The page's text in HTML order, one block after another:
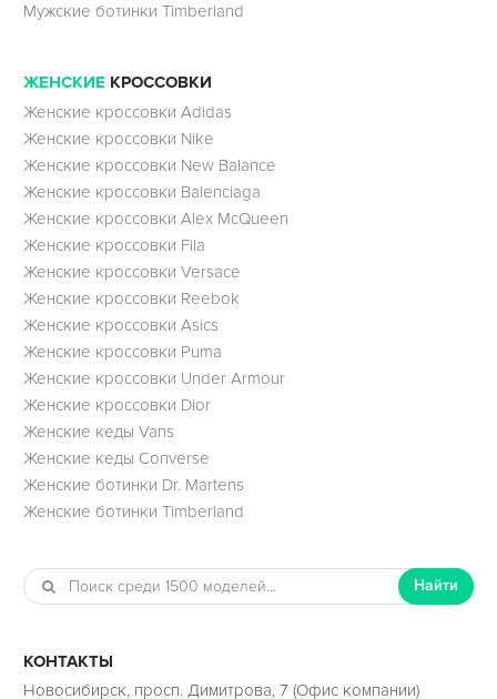
Мужские ботинки Timberland
ЖЕНСКИЕ КРОССОВКИ
Женские кроссовки Adidas
Женские кроссовки Nike
Женские кроссовки New Balance
Женские кроссовки Balenciaga
Женские кроссовки Alex McQueen
Женские кроссовки Fila
Женские кроссовки Versace
Женские кроссовки Reebok
Женские кроссовки Asics
Женские кроссовки Puma
Женские кроссовки Under Armour
Женские кроссовки Dior
Женские кеды Vans
Женские кеды Converse
Женские ботинки Dr. Martens
Женские ботинки Timberland
Найти
КОНТАКТЫ
Новосибирск, просп. Димитрова, 7 (Офис компании)